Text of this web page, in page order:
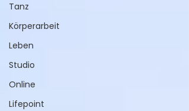
Tanz
Körperarbeit
Leben
Studio
Online
Lifepoint